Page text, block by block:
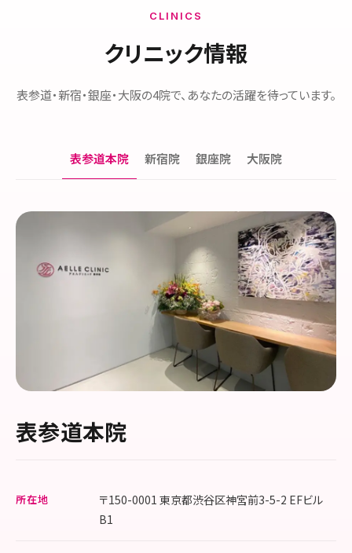
CLINICS
クリニック情報
表参道・新宿・銀座・大阪の4院で、あなたの活躍を待っています。
表参道本院 新宿院 銀座院 大阪院
表参道本院
所在地
〒150-0001 東京都渋谷区神宮前3-5-2 EFビル
B1